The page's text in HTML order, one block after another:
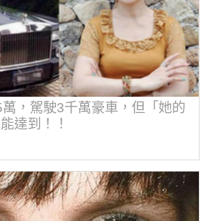
，駕駛3千萬豪車，但「她的
達到！！